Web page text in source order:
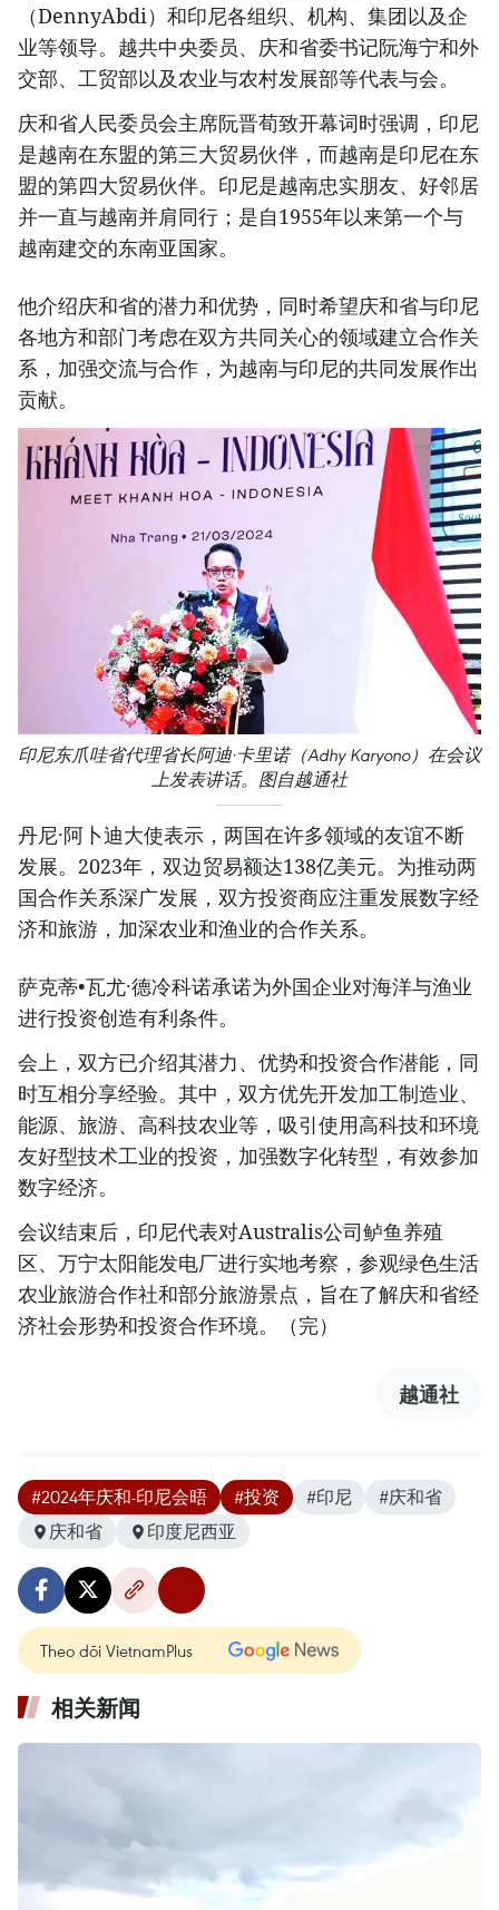
（DennyAbdi）和印尼各组织、机构、集团以及企
业等领导。越共中央委员、庆和省委书记阮海宁和外
交部、工贸部以及农业与农村发展部等代表与会。
庆和省人民委员会主席阮晋荀致开幕词时强调，印尼
是越南在东盟的第三大贸易伙伴，而越南是印尼在东
盟的第四大贸易伙伴。印尼是越南忠实朋友、好邻居
并一直与越南并肩同行；是自1955年以来第一个与
越南建交的东南亚国家。
他介绍庆和省的潜力和优势，同时希望庆和省与印尼
各地方和部门考虑在双方共同关心的领域建立合作关
系，加强交流与合作，为越南与印尼的共同发展作出
贡献。
印尼东爪哇省代理省长阿迪·卡里诺（Adhy Karyono）在会议
上发表讲话。图自越通社
丹尼·阿卜迪大使表示，两国在许多领域的友谊不断
发展。2023年，双边贸易额达138亿美元。为推动两
国合作关系深广发展，双方投资商应注重发展数字经
济和旅游，加深农业和渔业的合作关系。
萨克蒂•瓦尤·德冷科诺承诺为外国企业对海洋与渔业
进行投资创造有利条件。
会上，双方已介绍其潜力、优势和投资合作潜能，同
时互相分享经验。其中，双方优先开发加工制造业、
能源、旅游、高科技农业等，吸引使用高科技和环境
友好型技术工业的投资，加强数字化转型，有效参加
数字经济。
会议结束后，印尼代表对Australis公司鲈鱼养殖
区、万宁太阳能发电厂进行实地考察，参观绿色生活
农业旅游合作社和部分旅游景点，旨在了解庆和省经
济社会形势和投资合作环境。（完）
越通社
#2024年庆和-印尼会晤 #投资 #印尼
#庆和省
庆和省
印度尼西亚
Theo dõi VietnamPlus
相关新闻